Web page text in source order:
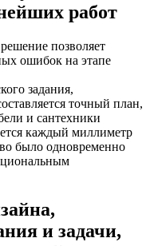
работ
позволяет
ошибок на этапе
задания,
точный план,
и сантехники
каждый миллиметр
было одновременно
и задачи,